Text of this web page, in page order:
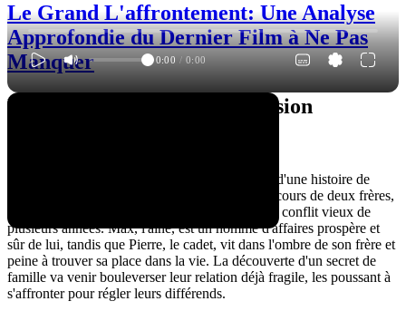
Le Grand L'affrontement: Une Analyse
Approfondie du Dernier Film à Ne Pas
Manquer
0:00 / 0:00
Un affrontement plein de tension
Le film "L'affrontement" nous plonge au cœur d'une histoire de
famille complexe et tumultueuse. On suit le parcours de deux frères,
Max et Pierre, qui se retrouvent confrontés à un conflit vieux de
plusieurs années. Max, l'aîné, est un homme d'affaires prospère et
sûr de lui, tandis que Pierre, le cadet, vit dans l'ombre de son frère et
peine à trouver sa place dans la vie. La découverte d'un secret de
famille va venir bouleverser leur relation déjà fragile, les poussant à
s'affronter pour régler leurs différends.